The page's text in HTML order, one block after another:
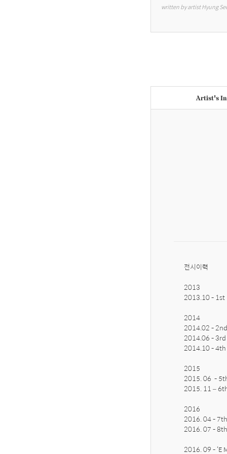
written by artist Hyung
Artist's
전시이력
2013
2013.10 - 1st
2014
2014.02 - 2nd
2014.06 - 3rd
2014.10 - 4th
2015
2015. 06  - 5th
2015. 11 – 6th
2016
2016. 04 - 7th
2016. 07 - 8th
2016. 09 - ‘E